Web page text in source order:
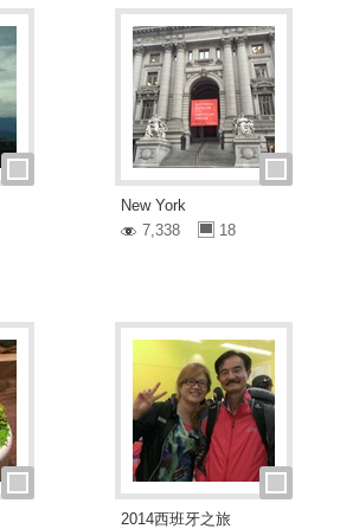
New York
7,338
18
2014西班牙之旅